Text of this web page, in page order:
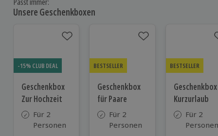
Unsere Geschenkboxen
-15% CLUB DEAL
Geschenkbox
Zur Hochzeit
Für 2
Personen
BESTSELLER
Geschenkbox
für Paare
Für 2
Personen
BESTSELLER
Geschenkbox
Kurzurlaub
Für 2
Personen